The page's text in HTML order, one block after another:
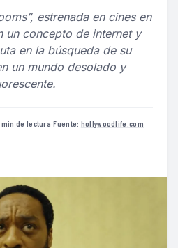
estrenada en cines en
un concepto de internet y
en la búsqueda de su
un mundo desolado y
min de lectura·Fuente: hollywoodlife.com